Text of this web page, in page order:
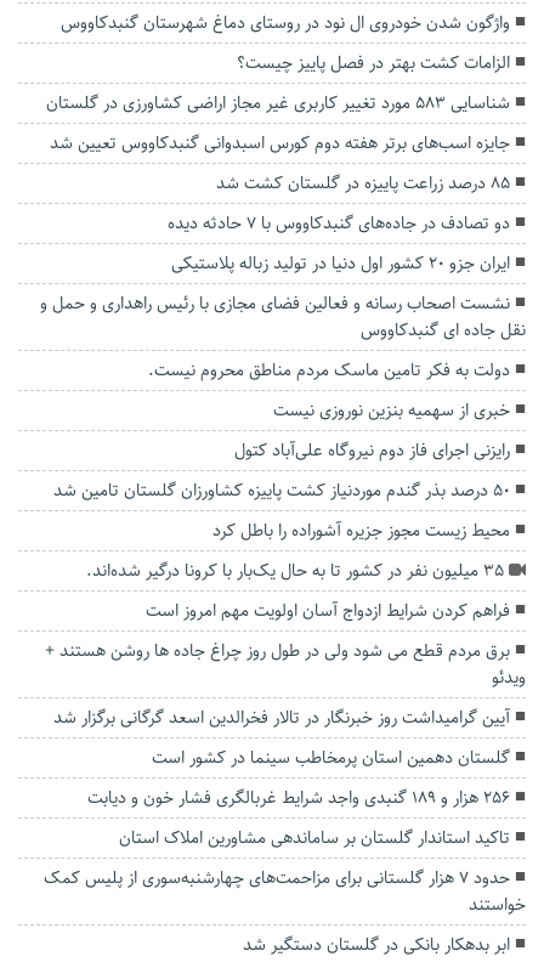
واژگون شدن خودروی ال نود در روستای دماغ شهرستان گنبدکاووس
الزامات کشت بهتر در فصل پاییز چیست؟
شناسایی ۵۸۳ مورد تغییر کاربری غیر مجاز اراضی کشاورزی در گلستان
جایزه اسب‌های برتر هفته دوم کورس اسبدوانی گنبدکاووس تعیین شد
۸۵ درصد زراعت پاییزه در گلستان کشت شد
دو تصادف در جاده‌های گنبدکاووس با ۷ حادثه دیده
ایران جزو ۲۰ کشور اول دنیا در تولید زباله پلاستیکی
نشست اصحاب رسانه و فعالین فضای مجازی با رئیس راهداری و حمل و
نقل جاده ای گنبدکاووس
دولت به فکر تامین ماسک مردم مناطق محروم نیست.
خبری از سهمیه بنزین نوروزی نیست
رایزنی اجرای فاز دوم نیروگاه علی‌آباد کتول
۵۰ درصد بذر گندم موردنیاز کشت پاییزه کشاورزان گلستان تامین شد
محیط زیست مجوز جزیره آشوراده را باطل کرد
۳۵ میلیون نفر در کشور تا به حال یک‌بار با کرونا درگیر شده‌اند.
فراهم کردن شرایط ازدواج آسان اولویت مهم امروز است
برق مردم قطع می شود ولی در طول روز چراغ جاده ها روشن هستند +
ویدئو
آیین گرامیداشت روز خبرنگار در تالار فخرالدین اسعد گرگانی برگزار شد
گلستان دهمین استان پرمخاطب سینما در کشور است
۲۵۶ هزار و ۱۸۹ گنبدی واجد شرایط غربالگری فشار خون و دیابت
تاکید استاندار گلستان بر ساماندهی مشاورین املاک استان
حدود ۷ هزار گلستانی برای مزاحمت‌های چهارشنبه‌سوری از پلیس کمک
خواستند
ابر بدهکار بانکی در گلستان دستگیر شد